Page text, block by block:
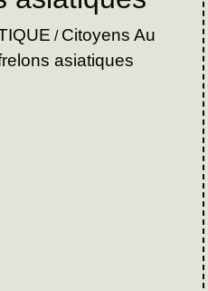
/ Citoyens Au
asiatiques